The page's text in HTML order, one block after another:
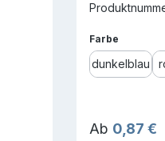
Farbe
dunkelblau
Regulärer
Ab 0,87 €